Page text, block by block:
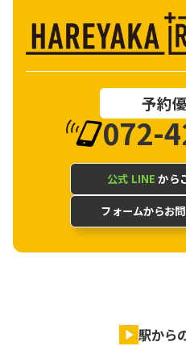
予約
072-
公式 LINE から
フォームからお
駅から